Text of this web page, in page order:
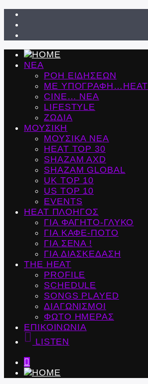
ΝΕΑ
ΡΟΗ ΕΙΔΗΣΕΩΝ
ΜΕ ΥΠΟΓΡΑΦΗ…HEAT
CINE… ΝΕΑ
LIFESTYLE
ΖΩΔΙΑ
ΜΟΥΣΙΚΗ
ΜΟΥΣΙΚΑ ΝΕΑ
HEAT TOP 30
SHAZAM AXD
SHAZAM GLOBAL
UK TOP 10
US TOP 10
EVENTS
ΗΕΑΤ ΠΛΟΗΓΟΣ
ΓΙΑ ΦΑΓΗΤΟ-ΓΛΥΚΟ
ΓΙΑ ΚΑΦΕ-ΠΟΤΟ
ΓΙΑ ΣΕΝΑ !
ΓΙΑ ΔΙΑΣΚΕΔΑΣΗ
THE HEAT
PROFILE
SCHEDULE
SONGS PLAYED
ΔΙΑΓΩΝΙΣΜΟΙ
ΦΩΤΟ ΗΜΕΡΑΣ
ΕΠΙΚΟΙΝΩΝΙΑ
LISTEN